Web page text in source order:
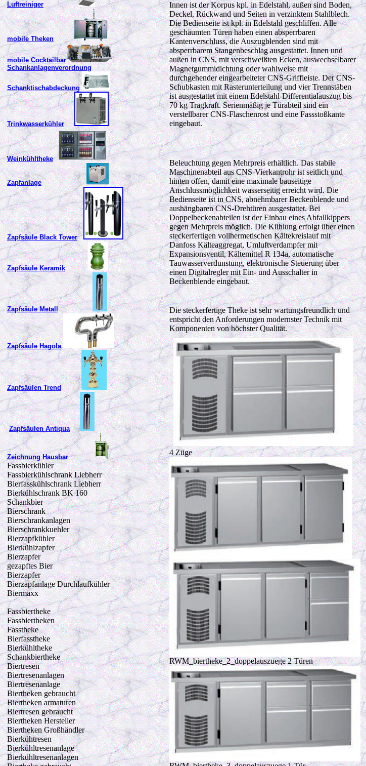
Luftreiniger
mobile Theken
mobile Cocktailbar
Schankanlagenverordnung
Schanktischabdeckung
Trinkwasserkühler
Weinkühltheke
Zapfanlage
Zapfsäule Black Tower
Zapfsäule Keramik
Zapfsäule Metall
Zapfsäule Hagola
Zapfsäulen Trend
Zapfsäulen Antiqua
Zeichnung Hausbar
Fassbierkühler
Fassbierkühlschrank Liebherr
Bierfasskühlschrank Liebherr
Bierkühlschrank BK 160
Schankbier
Bierschrank
Bierschrankanlagen
Bierschrankkuehler
Bierzapfkühler
Bierkühlzapfer
Bierzapfer
gezapftes Bier
Bierzapfer
Bierzapfanlage Durchlaufkühler
Biermaxx
Fassbiertheke
Fassbiertheken
Fasstheke
Bierfasstheke
Bierkühltheke
Schankbiertheke
Biertresen
Biertresenanlagen
Biertresenanlage
Biertheken gebraucht
Biertheken armaturen
Biertresen gebraucht
Biertheken Hersteller
Biertheken Großhändler
Bierkühtresen
Bierkühltresenanlage
Bierkühltresenanlagen
Innen ist der Korpus kpl. in Edelstahl, außen sind Boden,
Deckel, Rückwand und Seiten in verzinktem Stahlblech.
Die Bedienseite ist kpl. in Edelstahl geschliffen. Alle
geschäumten Türen haben einen absperrbaren
Kantenverschluss, die Auszugblenden sind mit
absperrbarem Stangenbeschlag ausgestattet. Innen und
außen in CNS, mit verschweißten Ecken, auswechselbarer
Magnetgummidichtung oder wahlweise mit
durchgehender eingearbeiteter CNS-Griffleiste. Der CNS-
Schubkasten mit Rasterunterteilung und vier Trennstäben
ist ausgestattet mit einem Edelstahl-Differentialauszug bis
70 kg Tragkraft. Serienmäßig je Türabteil sind ein
verstellbarer CNS-Flaschenrost und eine Fassstoßkante
eingebaut.
Beleuchtung gegen Mehrpreis erhältlich. Das stabile
Maschinenabteil aus CNS-Vierkantrohr ist seitlich und
hinten offen, damit eine maximale bauseitige
Anschlussmöglichkeit wasserseitig erreicht wird. Die
Bedienseite ist in CNS, abnehmbarer Beckenblende und
aushängbaren CNS-Drehtüren ausgestattet. Bei
Doppelbeckenabteilen ist der Einbau eines Abfallkippers
gegen Mehrpreis möglich. Die Kühlung erfolgt über einen
steckerfertigen vollhermetischen Kältekreislauf mit
Danfoss Kälteaggregat, Umluftverdampfer mit
Expansionsventil, Kältemittel R 134a, automatische
Tauwasserverdunstung, elektronische Steuerung über
einen Digitalregler mit Ein- und Ausschalter in
Beckenblende eingebaut.
Die steckerfertige Theke ist sehr wartungsfreundlich und
entspricht den Anforderungen modernster Technik mit
Komponenten von höchster Qualität.
4 Züge
RWM_biertheke_2_doppelauszuege 2 Türen